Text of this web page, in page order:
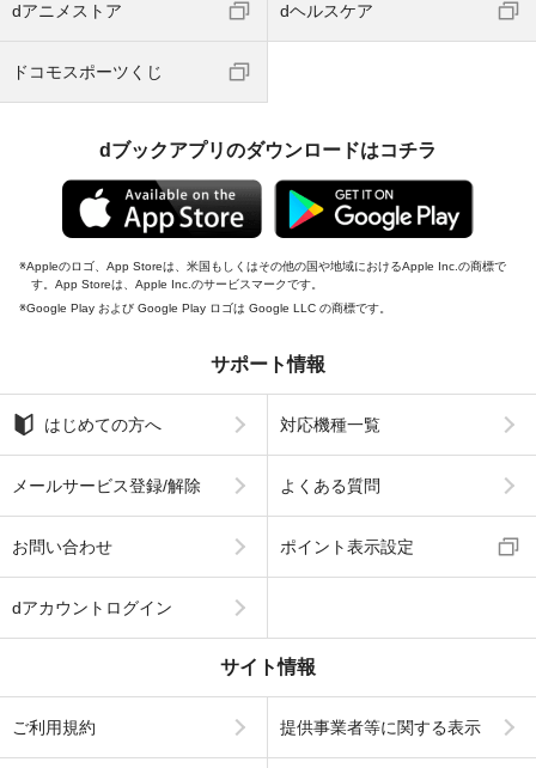
dアニメストア dヘルスケア
ドコモスポーツくじ
dブックアプリのダウンロードはコチラ
Appleのロゴ、App Storeは、米国もしくはその他の国や地域におけるApple Inc.の商標で
す。App Storeは、Apple Inc.のサービスマークです。
Google Play および Google Play ロゴは Google LLC の商標です。
サポート情報
はじめての方へ 対応機種一覧
メールサービス登録/解除 よくある質問
お問い合わせ ポイント表示設定
dアカウントログイン
サイト情報
ご利用規約 提供事業者等に関する表示